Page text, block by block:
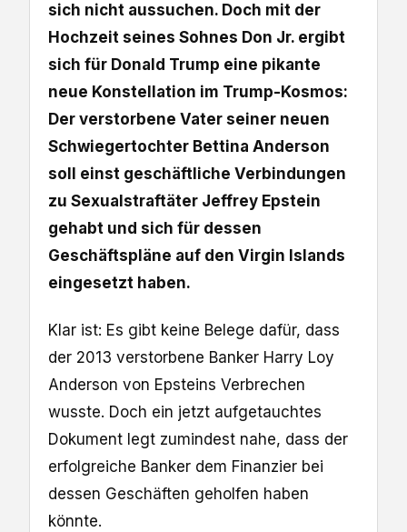
sich nicht aussuchen. Doch mit der
Hochzeit seines Sohnes Don Jr. ergibt
sich für Donald Trump eine pikante
neue Konstellation im Trump-Kosmos:
Der verstorbene Vater seiner neuen
Schwiegertochter Bettina Anderson
soll einst geschäftliche Verbindungen
zu Sexualstraftäter Jeffrey Epstein
gehabt und sich für dessen
Geschäftspläne auf den Virgin Islands
eingesetzt haben.
Klar ist: Es gibt keine Belege dafür, dass
der 2013 verstorbene Banker Harry Loy
Anderson von Epsteins Verbrechen
wusste. Doch ein jetzt aufgetauchtes
Dokument legt zumindest nahe, dass der
erfolgreiche Banker dem Finanzier bei
dessen Geschäften geholfen haben
könnte.